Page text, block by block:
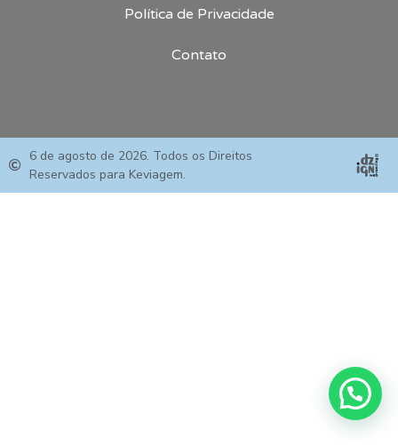
Política de Privacidade
Contato
6 de agosto de 2026. Todos os Direitos
Reservados para Keviagem.